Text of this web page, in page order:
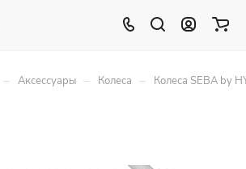
– Аксессуары – Колеса – Колеса SEBA by